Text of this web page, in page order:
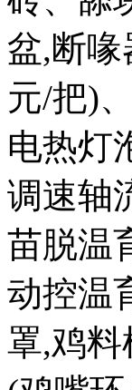
盆,断喙
元/把)
电热灯
调速轴
苗脱温
动控温
罩,鸡料